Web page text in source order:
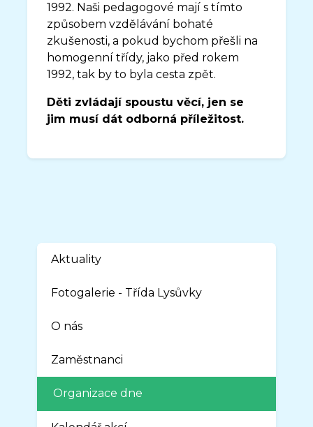
1992. Naši pedagogové mají s tímto
způsobem vzdělávání bohaté
zkušenosti, a pokud bychom přešli na
homogenní třídy, jako před rokem
1992, tak by to byla cesta zpět.
Děti zvládají spoustu věcí, jen se
jim musí dát odborná příležitost.
Aktuality
Fotogalerie - Třída Lysůvky
O nás
Zaměstnanci
Organizace dne